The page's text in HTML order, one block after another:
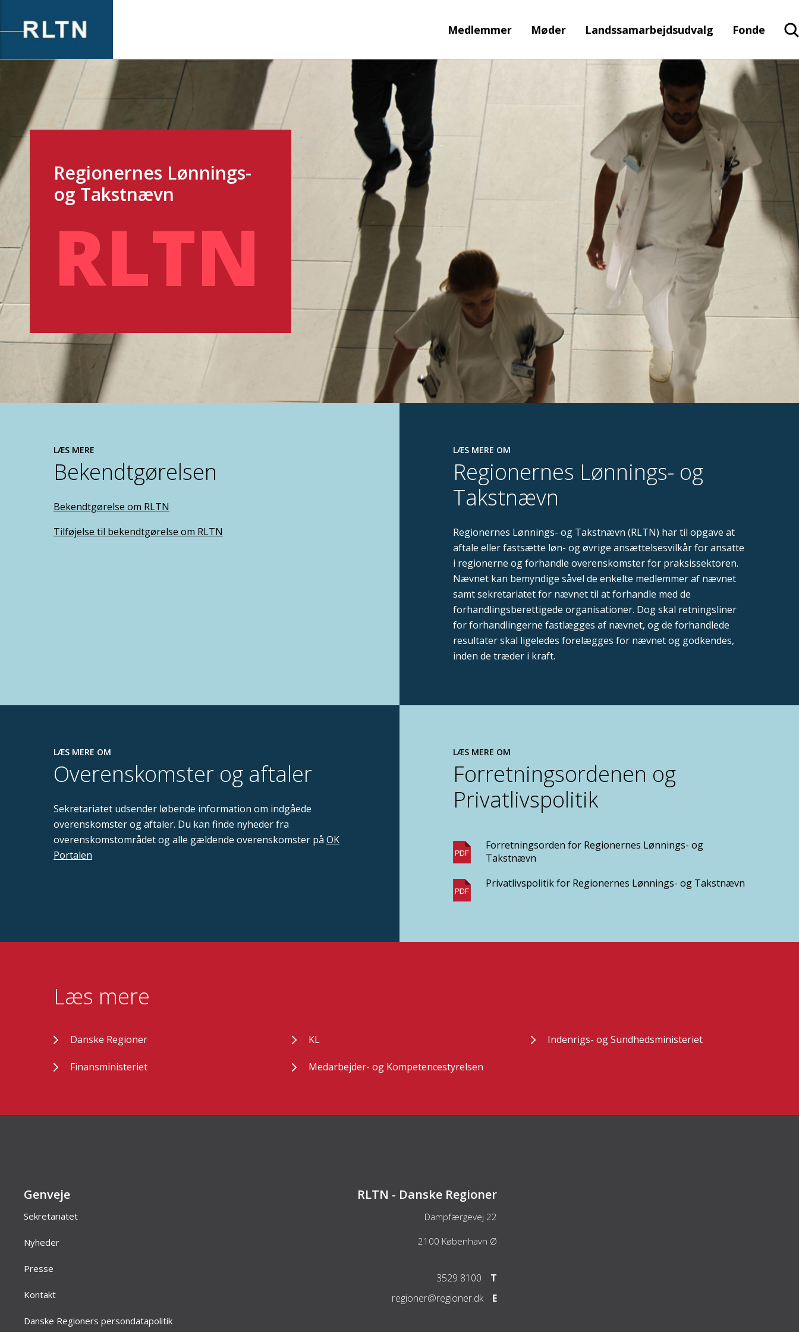
indhold
Medlemmer Møder Landssamarbejdsudvalg Fonde
Regionernes Lønnings-
og Takstnævn
RLTN
LÆS MERE
Bekendtgørelsen
Bekendtgørelse om RLTN
Tilføjelse til bekendtgørelse om RLTN
LÆS MERE OM
Regionernes Lønnings- og
Takstnævn
Regionernes Lønnings- og Takstnævn (RLTN) har til opgave at
aftale eller fastsætte løn- og øvrige ansættelsesvilkår for ansatte
i regionerne og forhandle overenskomster for praksissektoren.
Nævnet kan bemyndige såvel de enkelte medlemmer af nævnet
samt sekretariatet for nævnet til at forhandle med de
forhandlingsberettigede organisationer. Dog skal retningsliner
for forhandlingerne fastlægges af nævnet, og de forhandlede
resultater skal ligeledes forelægges for nævnet og godkendes,
inden de træder i kraft.
LÆS MERE OM
Overenskomster og aftaler
Sekretariatet udsender løbende information om indgåede
overenskomster og aftaler. Du kan finde nyheder fra
overenskomstområdet og alle gældende overenskomster på OK
Portalen
LÆS MERE OM
Forretningsordenen og
Privatlivspolitik
Forretningsorden for Regionernes Lønnings- og
Takstnævn
Privatlivspolitik for Regionernes Lønnings- og Takstnævn
Læs mere
Danske Regioner KL Indenrigs- og Sundhedsministeriet
Finansministeriet Medarbejder- og Kompetencestyrelsen
Genveje
Sekretariatet
Nyheder
Presse
Kontakt
Danske Regioners persondatapolitik
RLTN - Danske Regioner
Dampfærgevej 22
2100 København Ø
3529 8100
T
regioner@regioner.dk
E